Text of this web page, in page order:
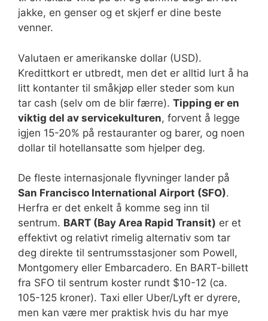
jakke, en genser og et skjerf er dine beste
venner.
Valutaen er amerikanske dollar (USD).
Kredittkort er utbredt, men det er alltid lurt å ha
litt kontanter til småkjøp eller steder som kun
tar cash (selv om de blir færre). Tipping er en
viktig del av servicekulturen, forvent å legge
igjen 15-20% på restauranter og barer, og noen
dollar til hotellansatte som hjelper deg.
De fleste internasjonale flyvninger lander på
San Francisco International Airport (SFO).
Herfra er det enkelt å komme seg inn til
sentrum. BART (Bay Area Rapid Transit) er et
effektivt og relativt rimelig alternativ som tar
deg direkte til sentrumsstasjoner som Powell,
Montgomery eller Embarcadero. En BART-billett
fra SFO til sentrum koster rundt $10-12 (ca.
105-125 kroner). Taxi eller Uber/Lyft er dyrere,
men kan være mer praktisk hvis du har mye